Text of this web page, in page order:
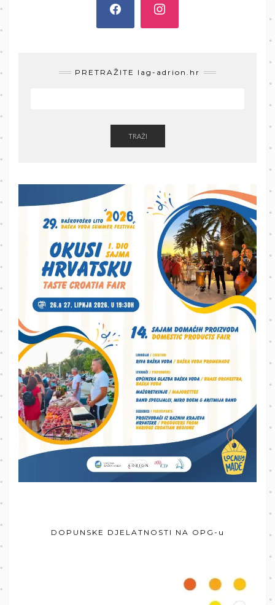
PRETRAŽITE lag-adrion.hr
TRAŽI
DOPUNSKE DJELATNOSTI NA OPG-u